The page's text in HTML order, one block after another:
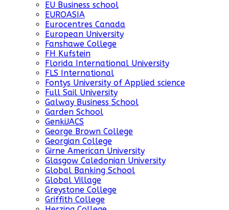
EU Business school
EUROASIA
Eurocentres Canada
European University
Fanshawe College
FH Kufstein
Florida International University
FLS International
Fontys University of Applied science
Full Sail University
Galway Business School
Garden School
GenkiJACS
George Brown College
Georgian College
Girne American University
Glasgow Caledonian University
Global Banking School
Global Village
Greystone College
Griffith College